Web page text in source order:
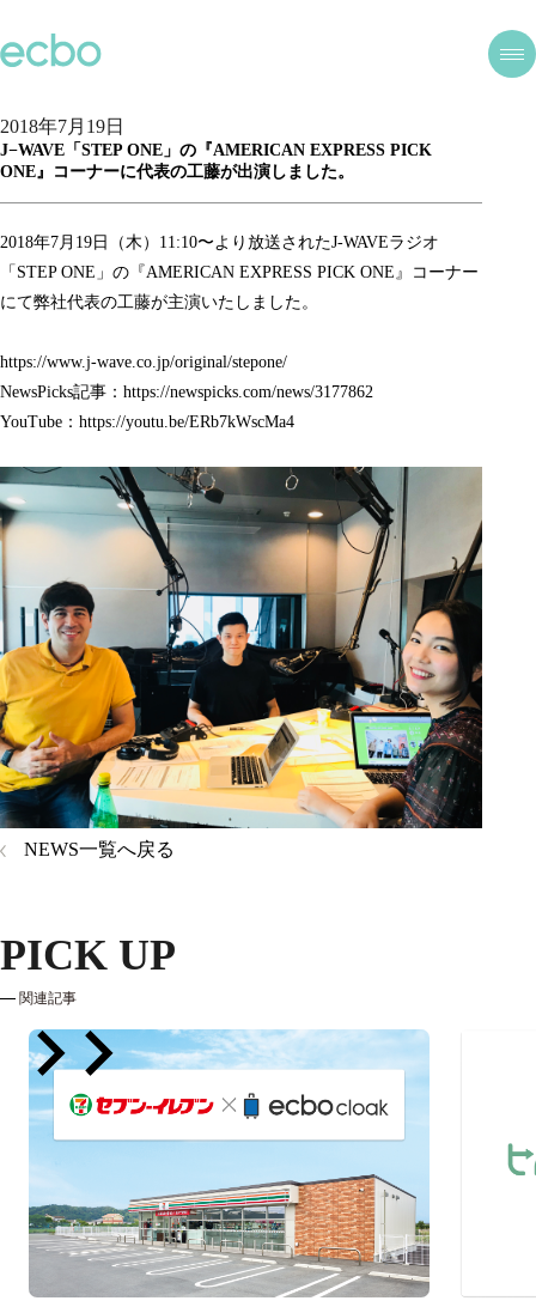
2018年7月19日
J−WAVE「STEP ONE」の『AMERICAN EXPRESS PICK
ONE』コーナーに代表の工藤が出演しました。
2018年7月19日（木）11:10〜より放送されたJ-WAVEラジオ
「STEP ONE」の『AMERICAN EXPRESS PICK ONE』コーナー
にて弊社代表の工藤が主演いたしました。
https://www.j-wave.co.jp/original/stepone/
NewsPicks記事： https://newspicks.com/news/3177862
YouTube： https://youtu.be/ERb7kWscMa4
NEWS一覧へ戻る
PICK UP
関連記事